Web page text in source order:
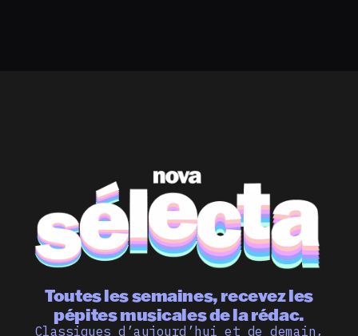
Toutes les semaines, recevez les
pépites musicales de la rédac.
Classiques d’aujourd’hui et de demain,